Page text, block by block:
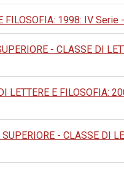
FILOSOFIA: 1998: IV Serie
- CLASSE DI
LETTERE E FILOSOFIA:
- CLASSE DI